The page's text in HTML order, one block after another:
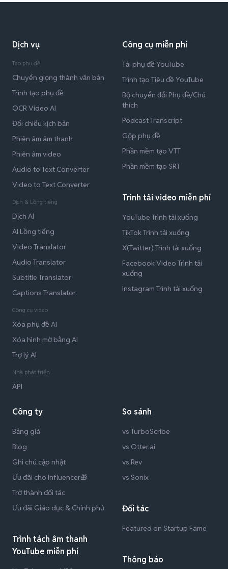
Dịch vụ
Tạo phụ đề
Chuyển giọng thành văn bản
Trình tạo phụ đề
OCR Video AI
Đối chiếu kịch bản
Phiên âm âm thanh
Phiên âm video
Audio to Text Converter
Video to Text Converter
Dịch & Lồng tiếng
Dịch AI
AI Lồng tiếng
Video Translator
Audio Translator
Subtitle Translator
Captions Translator
Công cụ video
Xóa phụ đề AI
Xóa hình mờ bằng AI
Trợ lý AI
Nhà phát triển
API
Công cụ miễn phí
Tải phụ đề YouTube
Trình tạo Tiêu đề YouTube
Bộ chuyển đổi Phụ đề/Chú
thích
Podcast Transcript
Gộp phụ đề
Phần mềm tạo VTT
Phần mềm tạo SRT
Trình tải video miễn phí
YouTube Trình tải xuống
TikTok Trình tải xuống
X(Twitter) Trình tải xuống
Facebook Video Trình tải
xuống
Instagram Trình tải xuống
Công ty
Bảng giá
Blog
Ghi chú cập nhật
Ưu đãi cho Influencer🎁
Trở thành đối tác
Ưu đãi Giáo dục & Chính phủ
Trình tách âm thanh
YouTube miễn phí
So sánh
vs TurboScribe
vs Otter.ai
vs Rev
vs Sonix
Đối tác
Featured on Startup Fame
Thông báo